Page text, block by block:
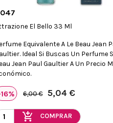
El Bello 33 Ml
Equivalente A Le Beau Jean
Ideal Si Buscas Un Perfume
Jean Paul Gaultier A Un Precio
6,00 € 5,04 €
add_shopping_cart COMPRAR